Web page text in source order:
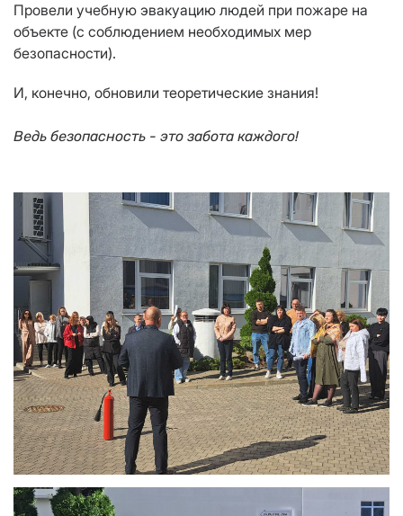
Провели учебную эвакуацию людей при пожаре на
объекте (с соблюдением необходимых мер
безопасности).
И, конечно, обновили теоретические знания!
Ведь безопасность - это забота каждого!